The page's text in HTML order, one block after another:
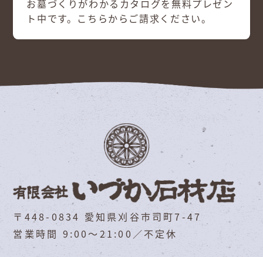
お墓づくりがわかるカタログを無料プレゼン
ト中です。こちらからご請求ください。
〒448-0834 愛知県刈谷市司町7-47
営業時間 9:00～21:00／不定休